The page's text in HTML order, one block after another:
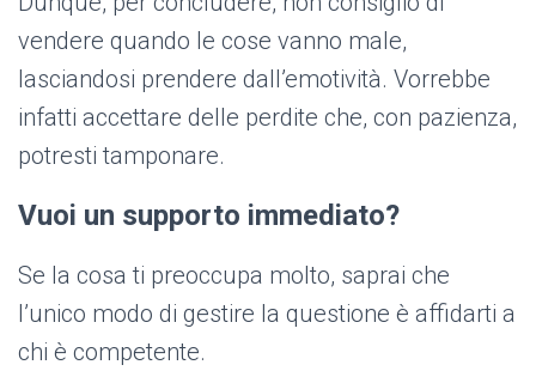
vendere quando le cose vanno male,
lasciandosi prendere dall’emotività. Vorrebbe
infatti accettare delle perdite che, con pazienza,
potresti tamponare.
Vuoi un supporto immediato?
Se la cosa ti preoccupa molto, saprai che
l’unico modo di gestire la questione è affidarti a
chi è competente.